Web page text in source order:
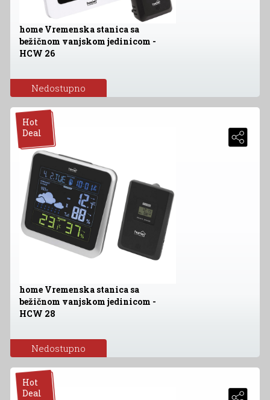
home Vremenska stanica sa
bežičnom vanjskom jedinicom -
HCW 26
Nedostupno
Hot
Deal
home Vremenska stanica sa
bežičnom vanjskom jedinicom -
HCW 28
Nedostupno
Hot
Deal